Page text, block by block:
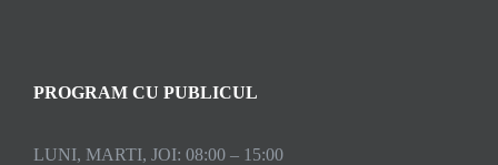
PROGRAM CU PUBLICUL
LUNI, MARTI, JOI: 08:00 – 15:00